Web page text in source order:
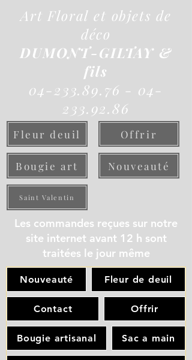
Art Floral et objets de
déco
DUMONT-GILTAY &
fils
04-233.89.76 - 04-
233.92.86
Fleur deuil Offrir
Bougie art Nouveauté
Saint Valentin
Les commandes reçues sur notre
site internet avant 12 h sont
traitées le jour même
Nouveauté Fleur de deuil
Contact Offrir
Bougie artisanal Sac a main